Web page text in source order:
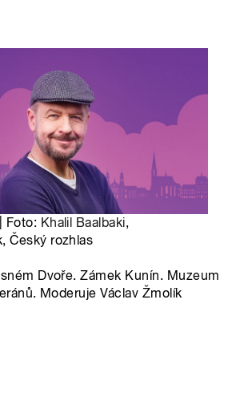
Foto: Khalil Baalbaki,
Český rozhlas
Dvoře. Zámek Kunín. Muzeum
Moderuje Václav Žmolík